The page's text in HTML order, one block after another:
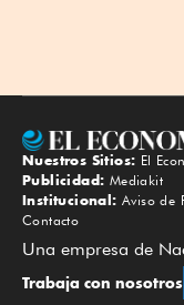
Nuestros Sitios: El
Publicidad: Mediakit
Institucional: Aviso de
Contacto
Una empresa de
Trabaja con nosotros